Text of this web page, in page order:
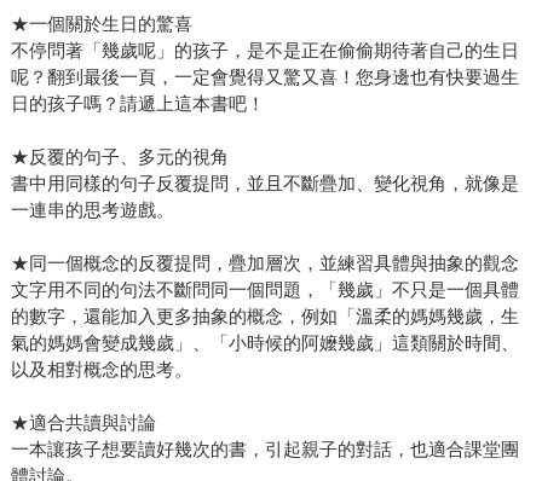
★一個關於生日的驚喜
不停問著「幾歲呢」的孩子，是不是正在偷偷期待著自己的生日
呢？翻到最後一頁，一定會覺得又驚又喜！您身邊也有快要過生
日的孩子嗎？請遞上這本書吧！
★反覆的句子、多元的視角
書中用同樣的句子反覆提問，並且不斷疊加、變化視角，就像是
一連串的思考遊戲。
★同一個概念的反覆提問，疊加層次，並練習具體與抽象的觀念
文字用不同的句法不斷問同一個問題，「幾歲」不只是一個具體
的數字，還能加入更多抽象的概念，例如「溫柔的媽媽幾歲，生
氣的媽媽會變成幾歲」、「小時候的阿嬤幾歲」這類關於時間、
以及相對概念的思考。
★適合共讀與討論
一本讓孩子想要讀好幾次的書，引起親子的對話，也適合課堂團
體討論。